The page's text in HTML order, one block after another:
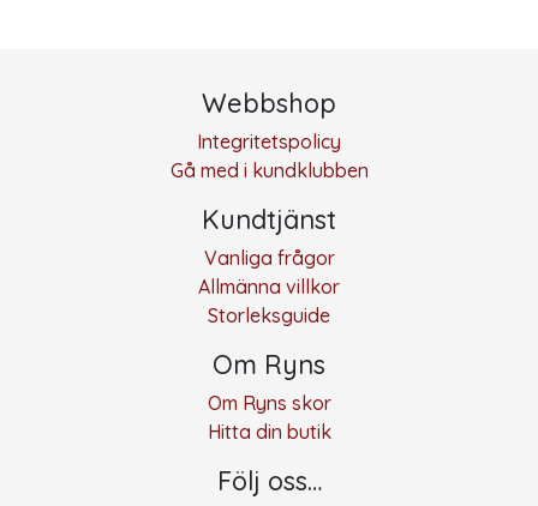
Webbshop
Integritetspolicy
Gå med i kundklubben
Kundtjänst
Vanliga frågor
Allmänna villkor
Storleksguide
Om Ryns
Om Ryns skor
Hitta din butik
Följ oss…